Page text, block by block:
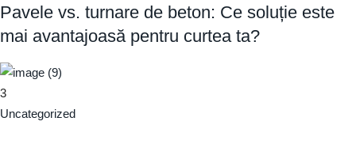
Pavele vs. turnare de beton: Ce soluție este
mai avantajoasă pentru curtea ta?
3
Uncategorized